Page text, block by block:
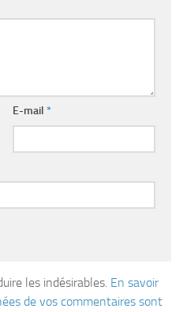
E-mail *
les indésirables. En savoir
de vos commentaires sont